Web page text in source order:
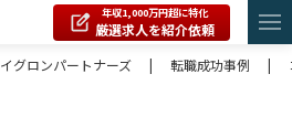
年収1,000万円超に特化
厳選求人を紹介依頼
グロンパートナーズ
| 転職成功事例 |